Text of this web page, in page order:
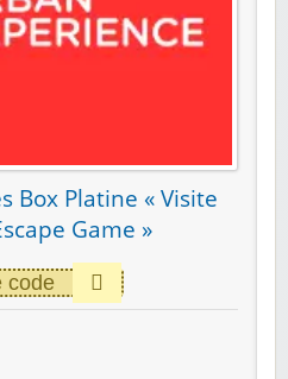
Box Platine « Visite
Game »
code